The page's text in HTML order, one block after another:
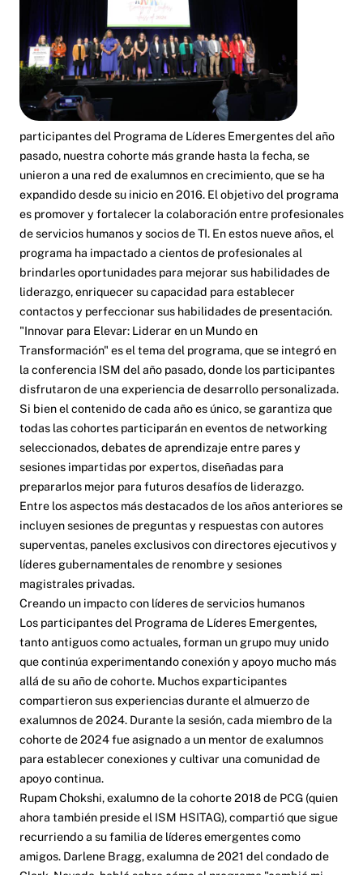
participantes del Programa de Líderes Emergentes del año
pasado, nuestra cohorte más grande hasta la fecha, se
unieron a una red de exalumnos en crecimiento, que se ha
expandido desde su inicio en 2016. El objetivo del programa
es promover y fortalecer la colaboración entre profesionales
de servicios humanos y socios de TI. En estos nueve años, el
programa ha impactado a cientos de profesionales al
brindarles oportunidades para mejorar sus habilidades de
liderazgo, enriquecer su capacidad para establecer
contactos y perfeccionar sus habilidades de presentación.
"Innovar para Elevar: Liderar en un Mundo en
Transformación" es el tema del programa, que se integró en
la conferencia ISM del año pasado, donde los participantes
disfrutaron de una experiencia de desarrollo personalizada.
Si bien el contenido de cada año es único, se garantiza que
todas las cohortes participarán en eventos de networking
seleccionados, debates de aprendizaje entre pares y
sesiones impartidas por expertos, diseñadas para
prepararlos mejor para futuros desafíos de liderazgo.
Entre los aspectos más destacados de los años anteriores se
incluyen sesiones de preguntas y respuestas con autores
superventas, paneles exclusivos con directores ejecutivos y
líderes gubernamentales de renombre y sesiones
magistrales privadas.
Creando un impacto con líderes de servicios humanos
Los participantes del Programa de Líderes Emergentes,
tanto antiguos como actuales, forman un grupo muy unido
que continúa experimentando conexión y apoyo mucho más
allá de su año de cohorte. Muchos exparticipantes
compartieron sus experiencias durante el almuerzo de
exalumnos de 2024. Durante la sesión, cada miembro de la
cohorte de 2024 fue asignado a un mentor de exalumnos
para establecer conexiones y cultivar una comunidad de
apoyo continua.
Rupam Chokshi, exalumno de la cohorte 2018 de PCG (quien
ahora también preside el ISM HSITAG), compartió que sigue
recurriendo a su familia de líderes emergentes como
amigos. Darlene Bragg, exalumna de 2021 del condado de